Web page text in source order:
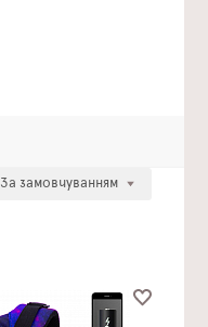
За замовчуванням